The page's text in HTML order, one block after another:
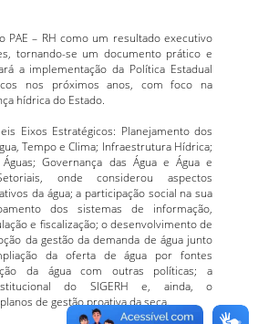
PAE – RH como um resultado executivo
tornando-se um documento prático e
a implementação da Política Estadual
nos próximos anos, com foco na
hídrica do Estado.
Eixos Estratégicos: Planejamento dos
Tempo e Clima; Infraestrutura Hídrica;
Governança das Água e Água e
onde considerou aspectos
da água; a participação social na sua
dos sistemas de informação,
e fiscalização; o desenvolvimento de
da gestão da demanda de água junto
da oferta de água por fontes
da água com outras políticas; a
do SIGERH e, ainda, o
de gestão proativa da seca.